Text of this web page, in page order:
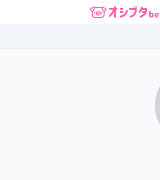
オシブタ Oshibuta